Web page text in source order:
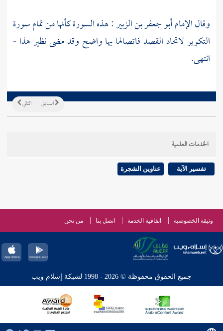
وقال الإمامأبو جعفر بن الزبير: هذه السورة كأنها من تمام سورة
التكوير لاتحاد القصد فاتصالها بها واضح وقد مضى نظير هذا -
انتهى.
التالي السابق
الخدمات العلمية
تفسير الآية عناوين الشجرة
وثيقة الخصوصية اتفاقية الخدمة اتصل بنا من نحن
جميع الحقوق محفوظة © 2026 - 1998 لشبكة إسلام ويب